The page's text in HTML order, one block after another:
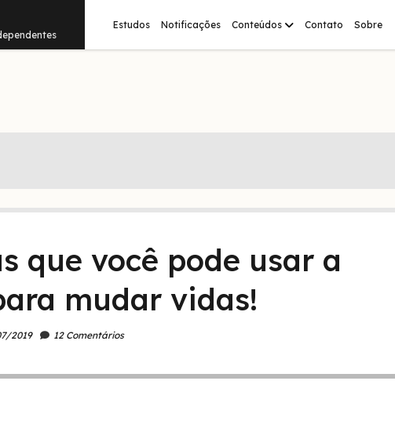
Estudos Notificações Conteúdos abrirContato Sobre
que você pode usar a
mudar vidas!
2019 12 Comentários